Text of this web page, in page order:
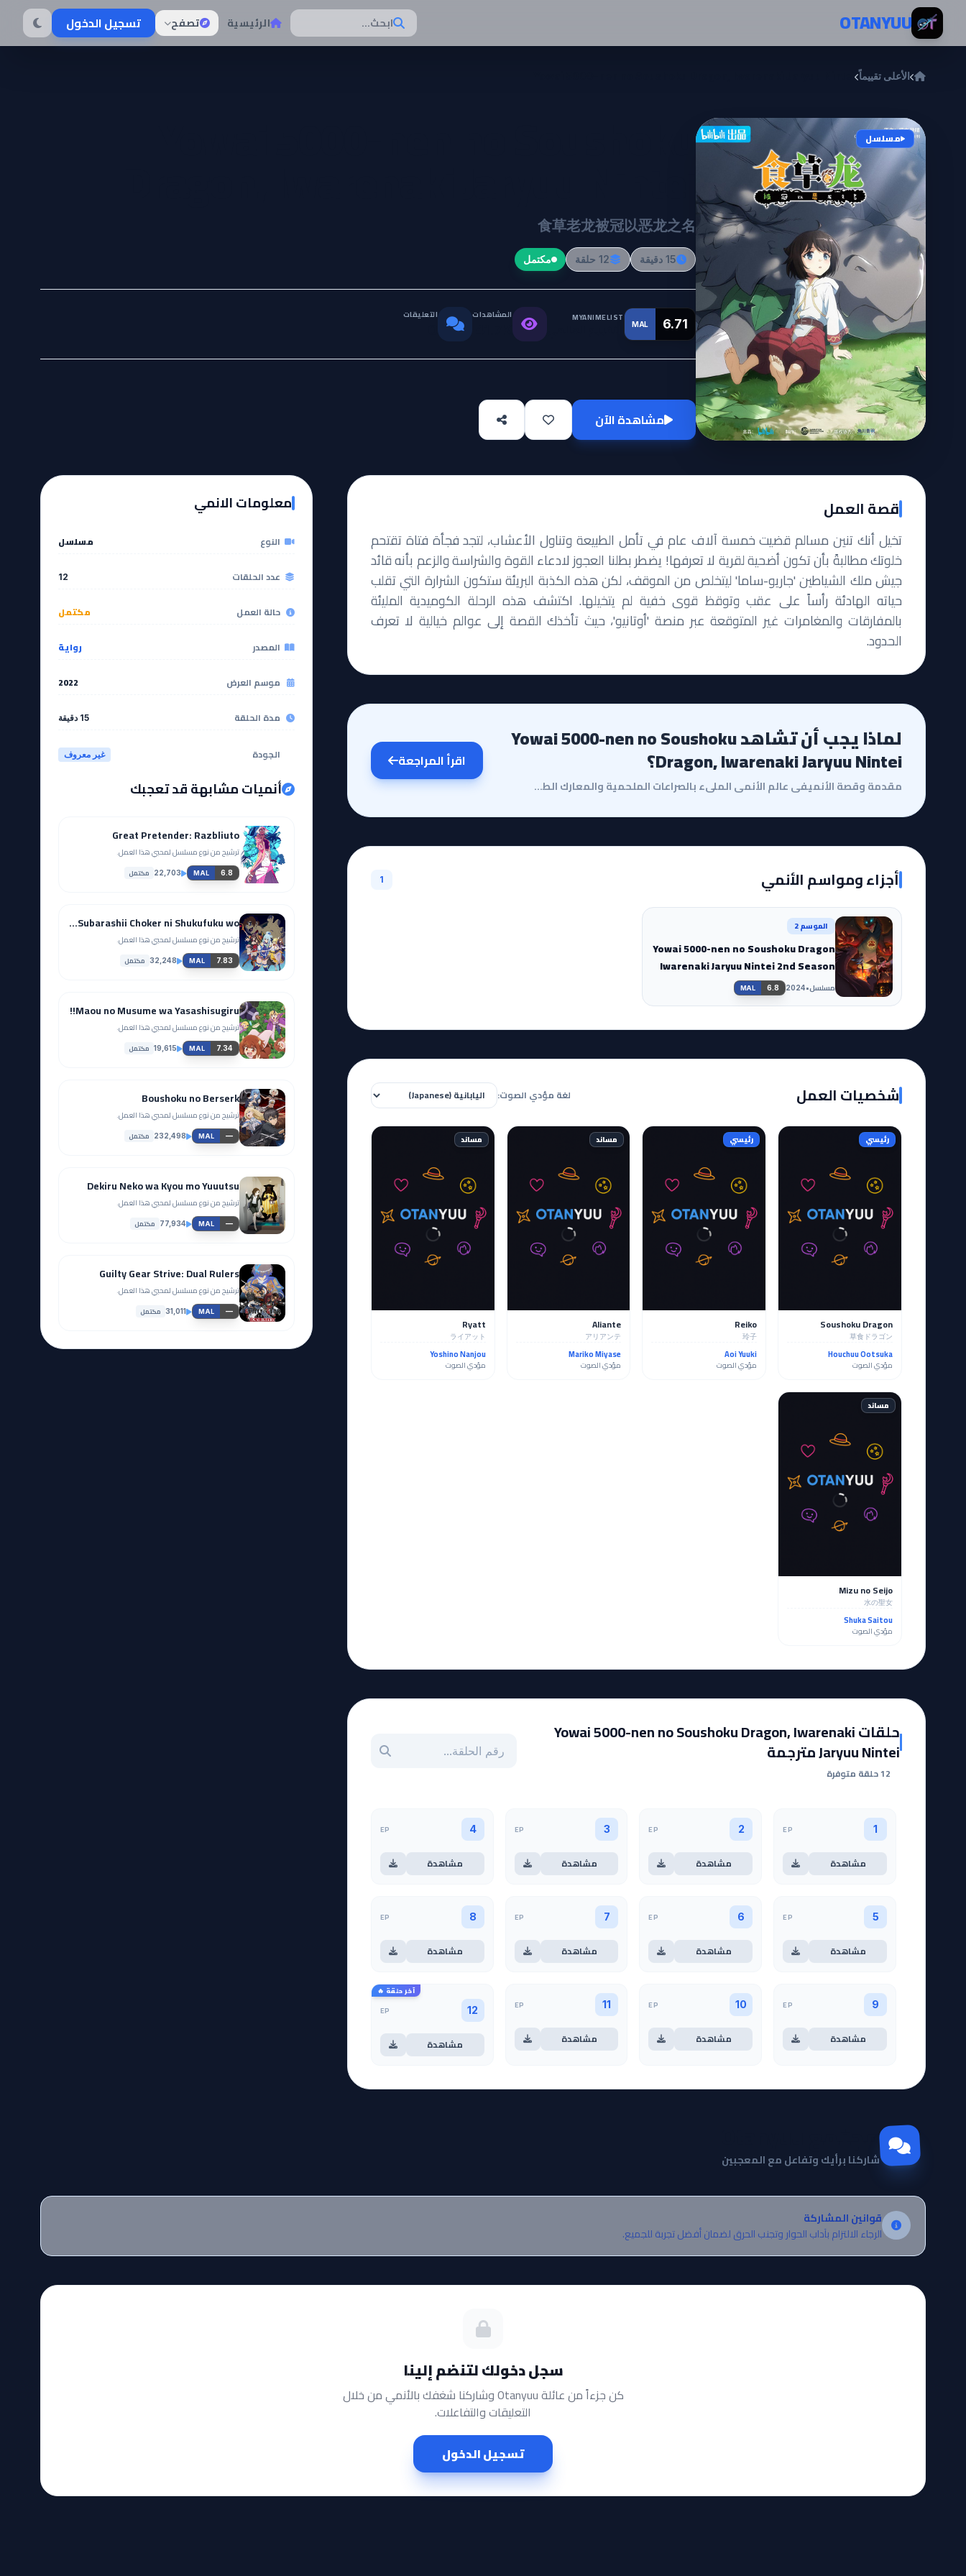
تخطي إلى المحتوىOTANYUU ابحث... الرئيسية تصفح تسجيل الدخول
الأعلى تقييماً
مسلسل
食草老龙被冠以恶龙之名
15 دقيقة 12 حلقة مكتمل
MAL 6.71
MYANIMELIST المشاهدات التعليقات
مشاهدة الآن
قصة العمل
تخيل أنك تنين مسالم قضيت خمسة آلاف عام في تأمل الطبيعة وتناول الأعشاب، لتجد فجأة فتاة تقتحم
خلوتك مطالبةً بأن تكون أضحية لقرية لا تعرفها! يضطر بطلنا العجوز لادعاء القوة والشراسة والزعم بأنه قائد
جيش ملك الشياطين 'جاريو-ساما' ليتخلص من الموقف، لكن هذه الكذبة البريئة ستكون الشرارة التي تقلب
حياته الهادئة رأساً على عقب وتوقظ قوى خفية لم يتخيلها. اكتشف هذه الرحلة الكوميدية المليئة
بالمفارقات والمغامرات غير المتوقعة عبر منصة 'أوتانيو'، حيث تأخذك القصة إلى عوالم خيالية لا تعرف
الحدود.
لماذا يجب أن تشاهد Yowai 5000-nen no Soushoku
Dragon, Iwarenaki Jaryuu Nintei؟
مقدمة وقصة الأنميفي عالم الأنمي المليء بالصراعات الملحمية والمعارك الطاحنة، يبرز أنمي Yowai 5000-nen...
اقرأ المراجعة
أجزاء ومواسم الأنمي 1
الموسم 2
Yowai 5000-nen no Soushoku Dragon
Iwarenaki Jaryuu Nintei 2nd Season
مسلسل•
2024
MAL 6.8
شخصيات العمل لغة مؤدي الصوت:
رئيسي
Soushoku Dragon
草食ドラゴン
Houchuu Ootsuka
مؤدي الصوت
رئيسي
Reiko
玲子
Aoi Yuuki
مؤدي الصوت
مساند
Aliante
アリアンテ
Mariko Miyase
مؤدي الصوت
مساند
Ryatt
ライアット
Yoshino Nanjou
مؤدي الصوت
مساند
Mizu no Seijo
水の聖女
Shuka Saitou
مؤدي الصوت
حلقات Yowai 5000-nen no Soushoku Dragon, Iwarenaki
Jaryuu Nintei مترجمة
12 حلقة متوفرة
بحث عن حلقة بالرقم
1
EP
مشاهدة
2
EP
مشاهدة
3
EP
مشاهدة
4
EP
مشاهدة
5
EP
مشاهدة
6
EP
مشاهدة
7
EP
مشاهدة
8
EP
مشاهدة
9
EP
مشاهدة
10
EP
مشاهدة
11
EP
مشاهدة
آخر حلقة 🔥
12
EP
مشاهدة
معلومات الانمي
النوع مسلسل
عدد الحلقات 12
حالة العمل مكتمل
المصدر رواية
موسم العرض 2022
مدة الحلقة 15 دقيقة
الجودة غير معروف
أنميات مشابهة قد تعجبك
Great Pretender: Razbliuto
ترشيح من نوع مسلسل لمحبي هذا العمل.
MAL 6.8
22,703 مكتمل
Kono Subarashii Sekai ni Shukufuku wo!: Kono Subarashii Choker ni Shukufuku wo!
ترشيح من نوع مسلسل لمحبي هذا العمل.
MAL 7.83
32,248 مكتمل
Maou no Musume wa Yasashisugiru!!
ترشيح من نوع مسلسل لمحبي هذا العمل.
MAL 7.34
19,615 مكتمل
Boushoku no Berserk
ترشيح من نوع مسلسل لمحبي هذا العمل.
MAL —
232,498 مكتمل
Dekiru Neko wa Kyou mo Yuuutsu
ترشيح من نوع مسلسل لمحبي هذا العمل.
MAL —
77,934 مكتمل
Guilty Gear Strive: Dual Rulers
ترشيح من نوع مسلسل لمحبي هذا العمل.
MAL —
31,011 مكتمل
مجتمع Otanyuu
شاركنا برأيك وتفاعل مع المعجبين
قوانين المشاركة
الرجاء الالتزام بآداب الحوار وتجنب الحرق لضمان أفضل تجربة للجميع.
سجل دخولك لتنضم إلينا
كن جزءاً من عائلة Otanyuu وشاركنا شغفك بالأنمي من خلال
التعليقات والتفاعلات.
تسجيل الدخول